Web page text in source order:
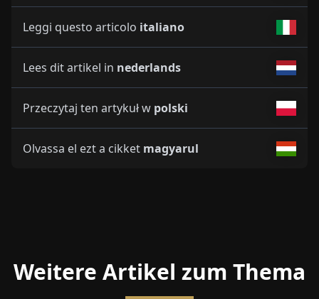
Leggi questo articolo italiano
Lees dit artikel in nederlands
Przeczytaj ten artykuł w polski
Olvassa el ezt a cikket magyarul
Weitere Artikel zum Thema